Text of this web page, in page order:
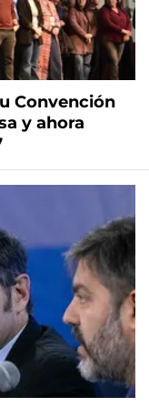
Convención
y ahora